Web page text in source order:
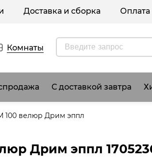
Доставка и сборка Оплата
Комнаты
С доставкой завтра
100 велюр Дрим эппл
Дрим эппл